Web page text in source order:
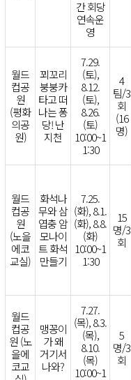
간 회당
연속운
영
월드
컵공
원
(평화
의공
원)
꾀꼬리
붕붕카
타고 떠
나는 퐁
당! 난
지천
7.29.
(토),
8.12.
(토),
8.26.
(토)
10:00~1
1:30
4
팀/3
회
(16
명)
월드
컵공
원
(노을
에코
교실)
화석나
무와 삼
엽충 암
모나이
트 화석
만들기
7.25.
(화), 8.1.
(화), 8.8.
(화)
10:00~1
1:30
15
명/3
회
월드
컵공
원 (노
을에
코교
맹꽁이
가 왜
거기서
나와?
7.27.
(목), 8.3.
(목),
8.10.
(목)
10:00~1
5
명/3
회